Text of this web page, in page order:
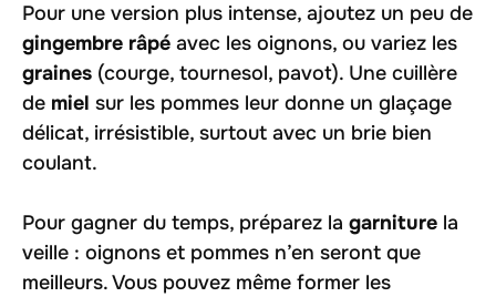
Pour une version plus intense, ajoutez un peu de
gingembre râpé avec les oignons, ou variez les
graines (courge, tournesol, pavot). Une cuillère
de miel sur les pommes leur donne un glaçage
délicat, irrésistible, surtout avec un brie bien
coulant.
Pour gagner du temps, préparez la garniture la
veille : oignons et pommes n’en seront que
meilleurs. Vous pouvez même former les